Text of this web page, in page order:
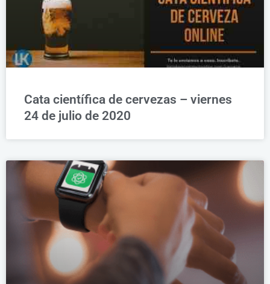
Cata científica de cervezas – viernes
24 de julio de 2020